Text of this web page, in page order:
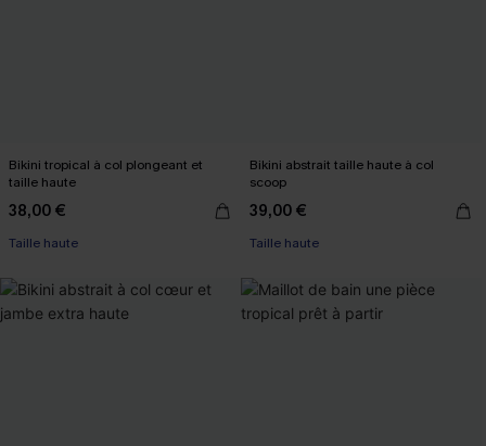
Bikini tropical à col plongeant et
taille haute
38,00 €
Taille haute
Bikini abstrait taille haute à col
scoop
39,00 €
Taille haute